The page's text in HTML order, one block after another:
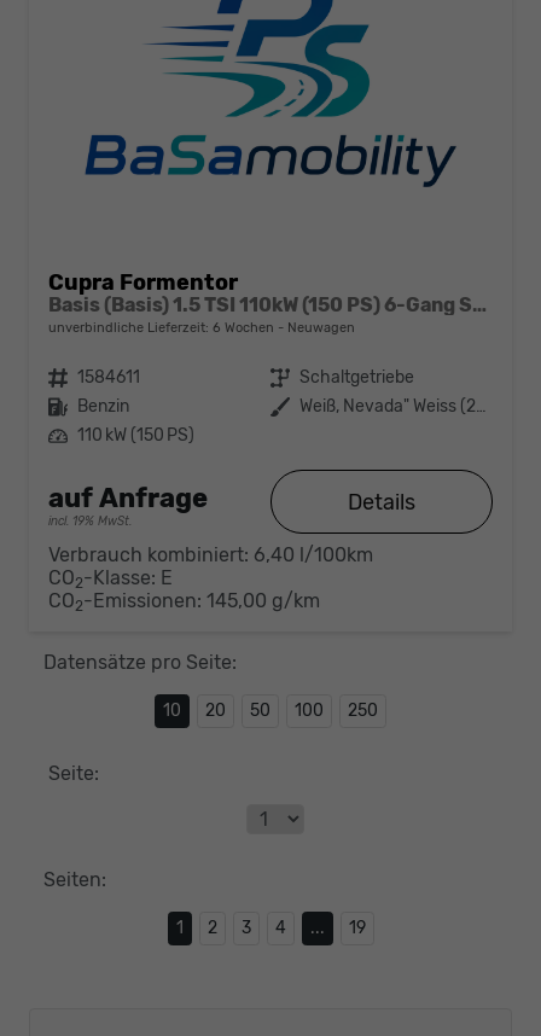
Cupra Formentor
Basis (Basis) 1.5 TSI 110kW (150 PS) 6-Gang Schaltgetriebe
unverbindliche Lieferzeit: 6 Wochen Neuwagen
Fahrzeugnr. 1584611 Getriebe Schaltgetriebe
Kraftstoff Benzin Außenfarbe
Weiß, Nevada" Weiss (2Y)"
Leistung 110 kW (150 PS)
auf Anfrage
incl. 19% MwSt.
Details
Verbrauch kombiniert: 6,40 l/100km
CO2-Klasse: E
CO2-Emissionen: 145,00 g/km
Datensätze pro Seite:
10 20 50 100 250
Seite:
Seiten:
1 2 3 4 ... 19